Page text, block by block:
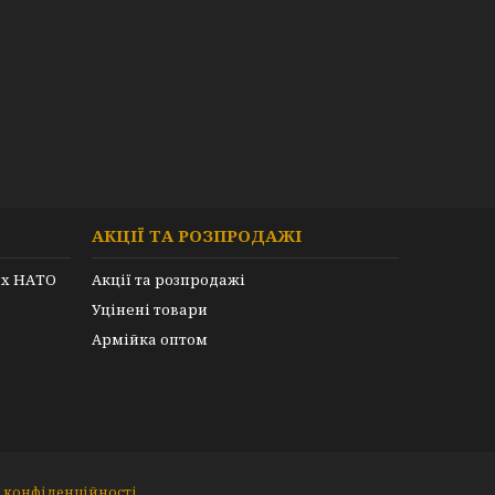
НАТО
АКЦІЇ ТА РОЗПРОДАЖІ
Акції та розпродажі
Уцінені товари
Армійка оптом